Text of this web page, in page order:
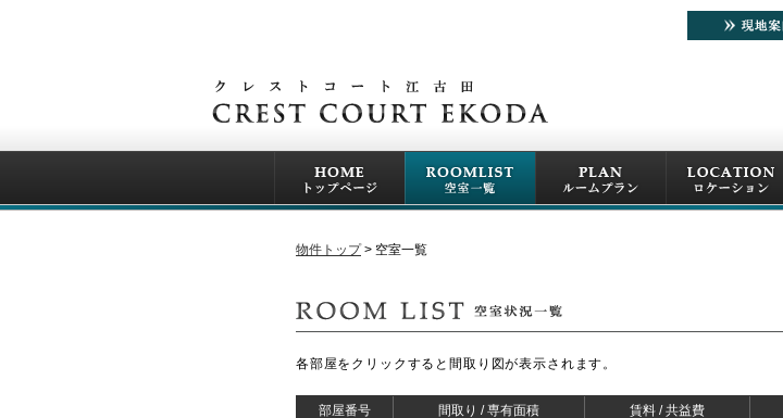
物件トップ 空室一覧
各部屋を クリック すると間取り図が表示されます。
部屋番号 間取り / 専有面積 賃料 / 共益費